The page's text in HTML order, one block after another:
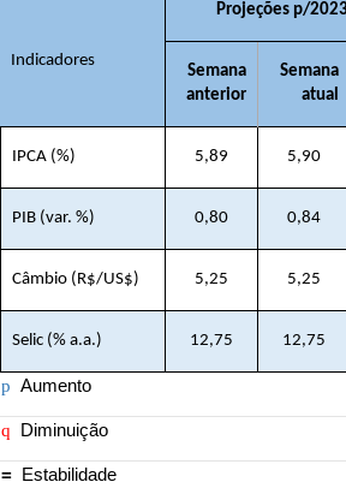
Indicadores
Projeções p/
Semana
anterior
Semana
atual
IPCA (%) 5,89 5,90
PIB (var. %) 0,80 0,84
Câmbio (R$/US$) 5,25 5,25
Selic (% a.a.) 12,75 12,75
p Aumento
q Diminuição
= Estabilidade